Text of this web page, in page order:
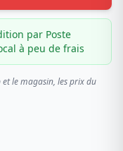
par Poste
à peu de frais
et le magasin, les prix du